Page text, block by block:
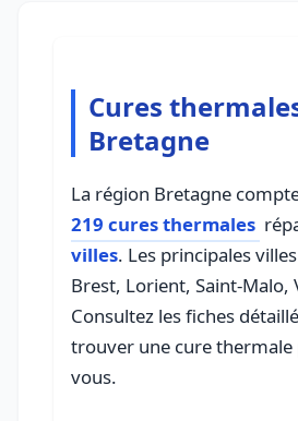
Cures
Bretagne
La région Bretagne
219 cures thermales
villes. Les principales
Brest, Lorient, Saint-Malo,
Consultez les fiches
trouver une cure thermale
vous.